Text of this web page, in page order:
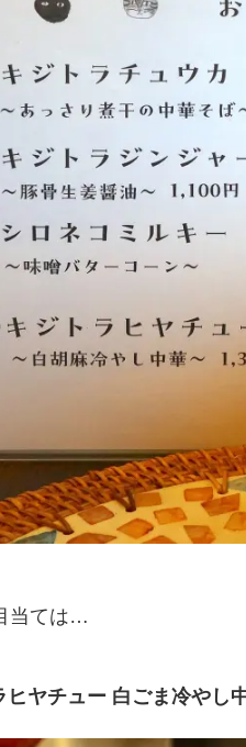
当ては…
ヒヤチュー 白ごま冷やし